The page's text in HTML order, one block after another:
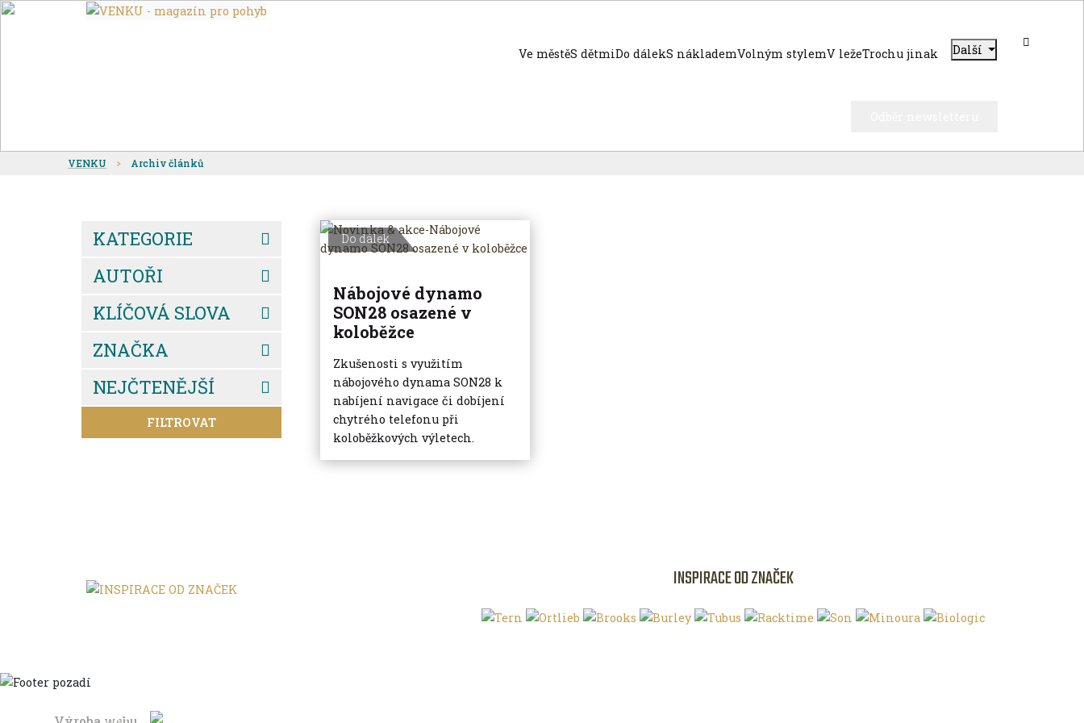
Ve městěS dětmiDo dálekS náklademVolným stylemV ležeTrochu jinak Další
VENKU Archiv článků
KATEGORIE
AUTOŘI
KLÍČOVÁ SLOVA
ZNAČKA
NEJČTENĚJŠÍ
FILTROVAT
Do dálek
Nábojové dynamo
SON28 osazené v
koloběžce
Zkušenosti s využitím
nábojového dynama SON28 k
nabíjení navigace či dobíjení
chytrého telefonu při
koloběžkových výletech.
INSPIRACE OD ZNAČEK